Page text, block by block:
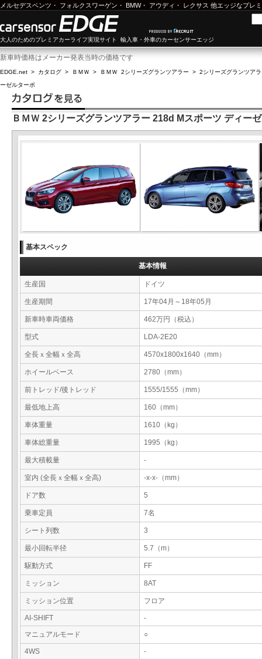
メルセデスベンツ ・ フォルクスワーゲン ・ BMW・ アウディ ・ レクサス 他エッジなプレ
大人のためのプレミアカーライフ実現サイト 輸入車・外車のカーセンサーエッジ
新車時価格はメーカー発表当時の価格です
EDGE.net > カタログ > ＢＭＷ > ＢＭＷ 2シリーズグランツアラー > 2シリーズグランツア
ーゼルターボ
ＢＭＷ 2シリーズグランツアラー 218d Mスポーツ ディー
基本スペック
基本情報
生産国 ドイツ
生産期間 17年04月～18年05月
新車時車両価格 462万円（税込）
型式 LDA-2E20
全長ｘ全幅ｘ全高 4570x1800x1640（mm）
ホイールベース 2780（mm）
前トレッド/後トレッド 1555/1555（mm）
最低地上高 160（mm）
車体重量 1610（kg）
車体総重量 1995（kg）
最大積載量 -
室内 (全長ｘ全幅ｘ全高) -x-x-（mm）
ドア数 5
乗車定員 7名
シート列数 3
最小回転半径 5.7（m）
駆動方式 FF
ミッション 8AT
ミッション位置 フロア
AI-SHIFT
-
マニュアルモード
○
4WS
-